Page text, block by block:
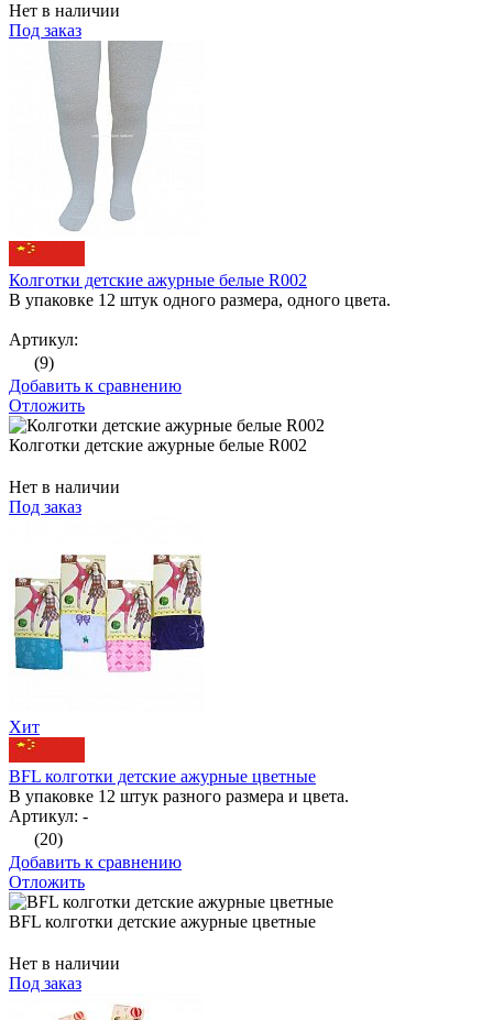
Нет в наличии
Под заказ
Колготки детские ажурные белые R002
В упаковке 12 штук одного размера, одного цвета.
Артикул:
(9)
Добавить к сравнению
Отложить
Колготки детские ажурные белые R002
Нет в наличии
Под заказ
Хит
BFL колготки детские ажурные цветные
В упаковке 12 штук разного размера и цвета.
Артикул: -
(20)
Добавить к сравнению
Отложить
BFL колготки детские ажурные цветные
Нет в наличии
Под заказ